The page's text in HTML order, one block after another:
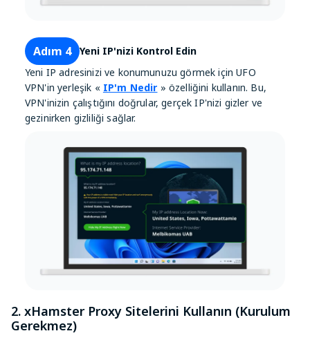
Adım 4
Yeni IP'nizi Kontrol Edin
Yeni IP adresinizi ve konumunuzu görmek için UFO
VPN'in yerleşik « IP'm Nedir » özelliğini kullanın. Bu,
VPN'inizin çalıştığını doğrular, gerçek IP'nizi gizler ve
gezinirken gizliliği sağlar.
2. xHamster Proxy Sitelerini Kullanın (Kurulum
Gerekmez)